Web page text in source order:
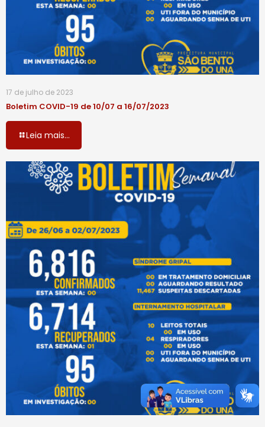
17 de julho de 2023
Boletim COVID-19 de 10/07 a 16/07/2023
Leia mais...